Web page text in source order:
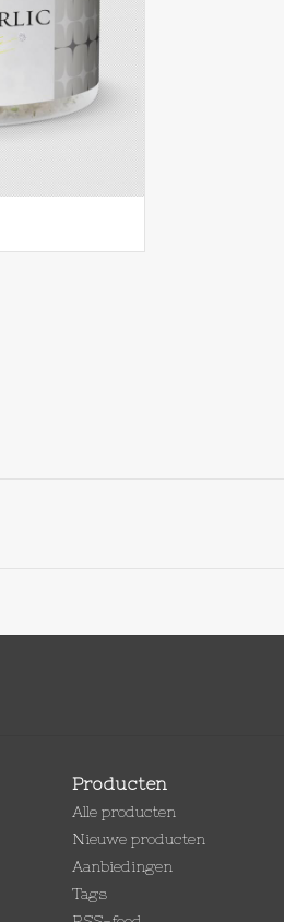
Producten
Alle producten
Nieuwe producten
Aanbiedingen
Tags